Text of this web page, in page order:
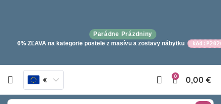
Parádne Prázdniny
6% ZĽAVA na kategorie postele z masívu a zostavy nábytku
€ 0 0,00€